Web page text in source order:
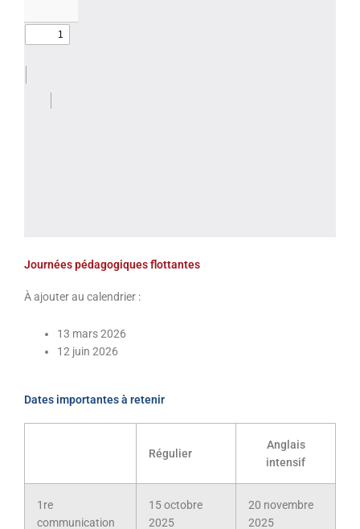
Journées pédagogiques flottantes
À ajouter au calendrier :
13 mars 2026
12 juin 2026
Dates importantes à retenir
Régulier
Anglais
intensif
1re
communication
15 octobre
2025
20 novembre
2025